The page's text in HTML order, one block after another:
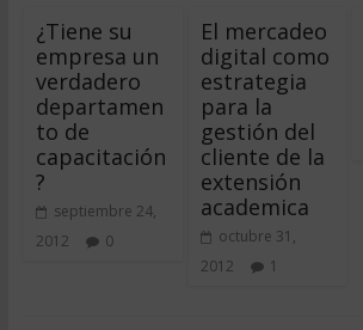
¿Tiene su
empresa un
verdadero
departamen
to de
capacitación
?
septiembre 24,
2012
0
El mercadeo
digital como
estrategia
para la
gestión del
cliente de la
extensión
academica
octubre 31,
2012
1